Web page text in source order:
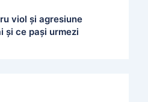
viol și agresiune
și ce pași urmezi